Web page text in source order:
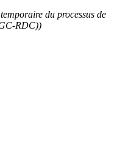
du processus de
RDC))